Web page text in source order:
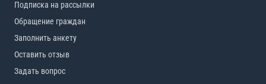
Подписка на рассылки
Обращение граждан
Заполнить анкету
Оставить отзыв
Задать вопрос